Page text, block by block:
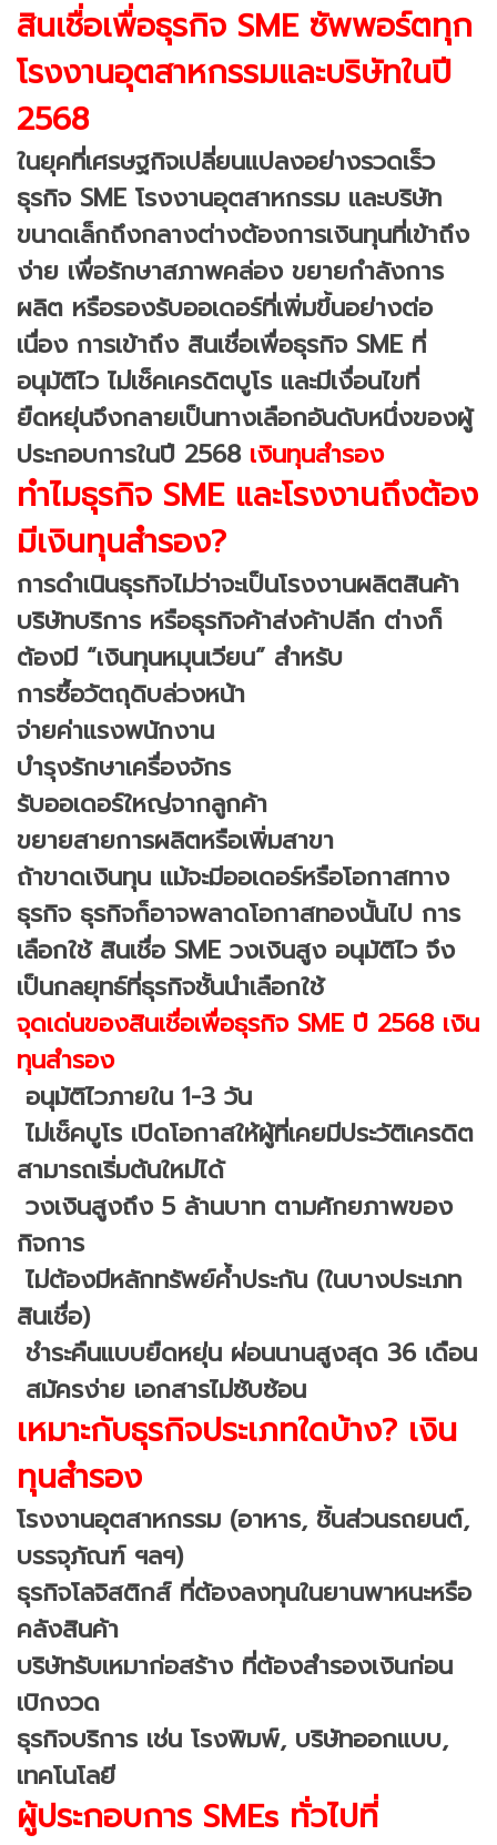
สินเชื่อเพื่อธุรกิจ SME ซัพพอร์ตทุก
โรงงานอุตสาหกรรมและบริษัทในปี
2568
ในยุคที่เศรษฐกิจเปลี่ยนแปลงอย่างรวดเร็ว
ธุรกิจ SME โรงงานอุตสาหกรรม และบริษัท
ขนาดเล็กถึงกลางต่างต้องการเงินทุนที่เข้าถึง
ง่าย เพื่อรักษาสภาพคล่อง ขยายกำลังการ
ผลิต หรือรองรับออเดอร์ที่เพิ่มขึ้นอย่างต่อ
เนื่อง การเข้าถึง สินเชื่อเพื่อธุรกิจ SME ที่
อนุมัติไว ไม่เช็คเครดิตบูโร และมีเงื่อนไขที่
ยืดหยุ่นจึงกลายเป็นทางเลือกอันดับหนึ่งของผู้
ประกอบการในปี 2568 เงินทุนสำรอง
ทำไมธุรกิจ SME และโรงงานถึงต้อง
มีเงินทุนสำรอง?
การดำเนินธุรกิจไม่ว่าจะเป็นโรงงานผลิตสินค้า
บริษัทบริการ หรือธุรกิจค้าส่งค้าปลีก ต่างก็
ต้องมี “เงินทุนหมุนเวียน” สำหรับ
การซื้อวัตถุดิบล่วงหน้า
จ่ายค่าแรงพนักงาน
บำรุงรักษาเครื่องจักร
รับออเดอร์ใหญ่จากลูกค้า
ขยายสายการผลิตหรือเพิ่มสาขา
ถ้าขาดเงินทุน แม้จะมีออเดอร์หรือโอกาสทาง
ธุรกิจ ธุรกิจก็อาจพลาดโอกาสทองนั้นไป การ
เลือกใช้ สินเชื่อ SME วงเงินสูง อนุมัติไว จึง
เป็นกลยุทธ์ที่ธุรกิจชั้นนำเลือกใช้
จุดเด่นของสินเชื่อเพื่อธุรกิจ SME ปี 2568 เงิน
ทุนสำรอง
อนุมัติไวภายใน 1-3 วัน
ไม่เช็คบูโร เปิดโอกาสให้ผู้ที่เคยมีประวัติเครดิต
สามารถเริ่มต้นใหม่ได้
วงเงินสูงถึง 5 ล้านบาท ตามศักยภาพของ
กิจการ
ไม่ต้องมีหลักทรัพย์ค้ำประกัน (ในบางประเภท
สินเชื่อ)
ชำระคืนแบบยืดหยุ่น ผ่อนนานสูงสุด 36 เดือน
สมัครง่าย เอกสารไม่ซับซ้อน
เหมาะกับธุรกิจประเภทใดบ้าง? เงิน
ทุนสำรอง
โรงงานอุตสาหกรรม (อาหาร, ชิ้นส่วนรถยนต์,
บรรจุภัณฑ์ ฯลฯ)
ธุรกิจโลจิสติกส์ ที่ต้องลงทุนในยานพาหนะหรือ
คลังสินค้า
บริษัทรับเหมาก่อสร้าง ที่ต้องสำรองเงินก่อน
เบิกงวด
ธุรกิจบริการ เช่น โรงพิมพ์, บริษัทออกแบบ,
เทคโนโลยี
ผู้ประกอบการ SMEs ทั่วไปที่